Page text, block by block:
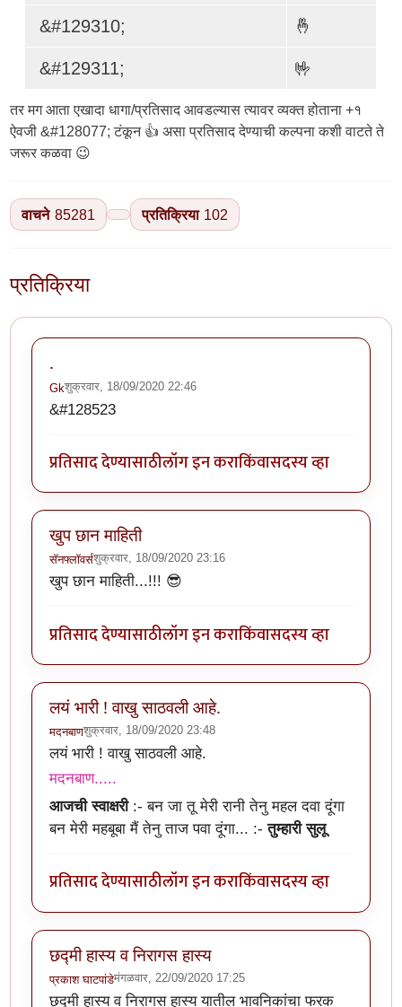
&#129310; 🤞
&#129311; 🤟
तर मग आता एखादा धागा/प्रतिसाद आवडल्यास त्यावर व्यक्त होताना +१
ऐवजी &#128077; टंकून 👍 असा प्रतिसाद देण्याची कल्पना कशी वाटते ते
जरूर कळवा 😉
वाचने 85281 प्रतिक्रिया 102
प्रतिक्रिया
.
Gkशुक्रवार, 18/09/2020 22:46
&#128523
प्रतिसाद देण्यासाठीलॉग इन कराकिंवासदस्य व्हा
खुप छान माहिती
सॅनफ्लॉवर्सशुक्रवार, 18/09/2020 23:16
खुप छान माहिती...!!! 😎
प्रतिसाद देण्यासाठीलॉग इन कराकिंवासदस्य व्हा
लयं भारी ! वाखु साठवली आहे.
मदनबाणशुक्रवार, 18/09/2020 23:48
लयं भारी ! वाखु साठवली आहे.
मदनबाण.....
आजची स्वाक्षरी:-बन जा तू मेरी रानी तेनु महल दवा दूंगा
बन मेरी महबूबा मैं तेनु ताज पवा दूंगा... :-तुम्हारी सुलू
प्रतिसाद देण्यासाठीलॉग इन कराकिंवासदस्य व्हा
छद्मी हास्य व निरागस हास्य
प्रकाश घाटपांडेमंगळवार, 22/09/2020 17:25
छद्मी हास्य व निरागस हास्य यातील भावनिकांचा फरक